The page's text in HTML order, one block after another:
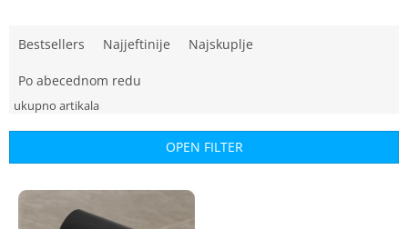
u
c
o
Bestsellers Najjeftinije Najskuplje
Po abecednom redu
OPEN FILTER